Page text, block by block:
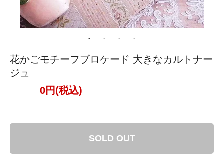
花かごモチーフブロケード 大きなカルトナー
ジュ
0円(税込)
SOLD OUT